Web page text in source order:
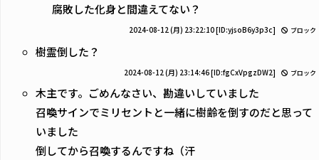
腐敗した化身と間違えてない？
2024-08-12 (月) 23:22:10[ID:yjsoB6y3p3c] ブロック
樹霊倒した？
2024-08-12 (月) 23:14:46[ID:fgCxVpgzDW2] ブロック
木主です。ごめんなさい、勘違いしていました
召喚サインでミリセントと一緒に樹齢を倒すのだと思って
いました
倒してから召喚するんですね（汗